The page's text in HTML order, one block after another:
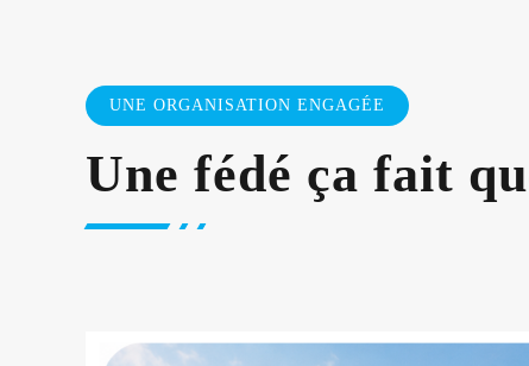
UNE ORGANISATION ENGAGÉE
Une fédé ça fait